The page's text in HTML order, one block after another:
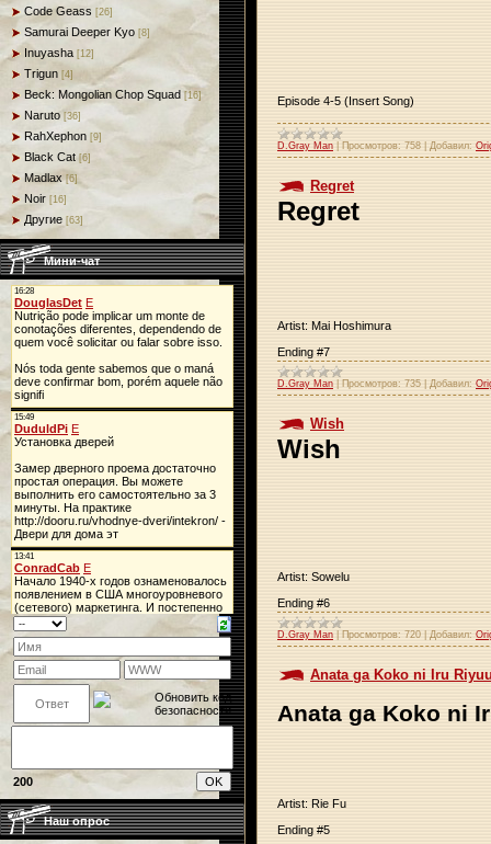
Code Geass [26]
Samurai Deeper Kyo [8]
Inuyasha [12]
Trigun [4]
Beck: Mongolian Chop Squad [16]
Naruto [36]
RahXephon [9]
Black Cat [6]
Madlax [6]
Noir [16]
Другие [63]
Мини-чат
200
Наш опрос
Episode 4-5 (Insert Song)
D.Gray Man Просмотров: 758 Добавил:
Regret
Regret
Artist: Mai Hoshimura
Ending #7
D.Gray Man Просмотров: 735 Добавил:
Wish
Wish
Artist: Sowelu
Ending #6
D.Gray Man Просмотров: 720 Добавил:
Anata ga Koko ni Iru
Anata ga Koko ni
Artist: Rie Fu
Ending #5